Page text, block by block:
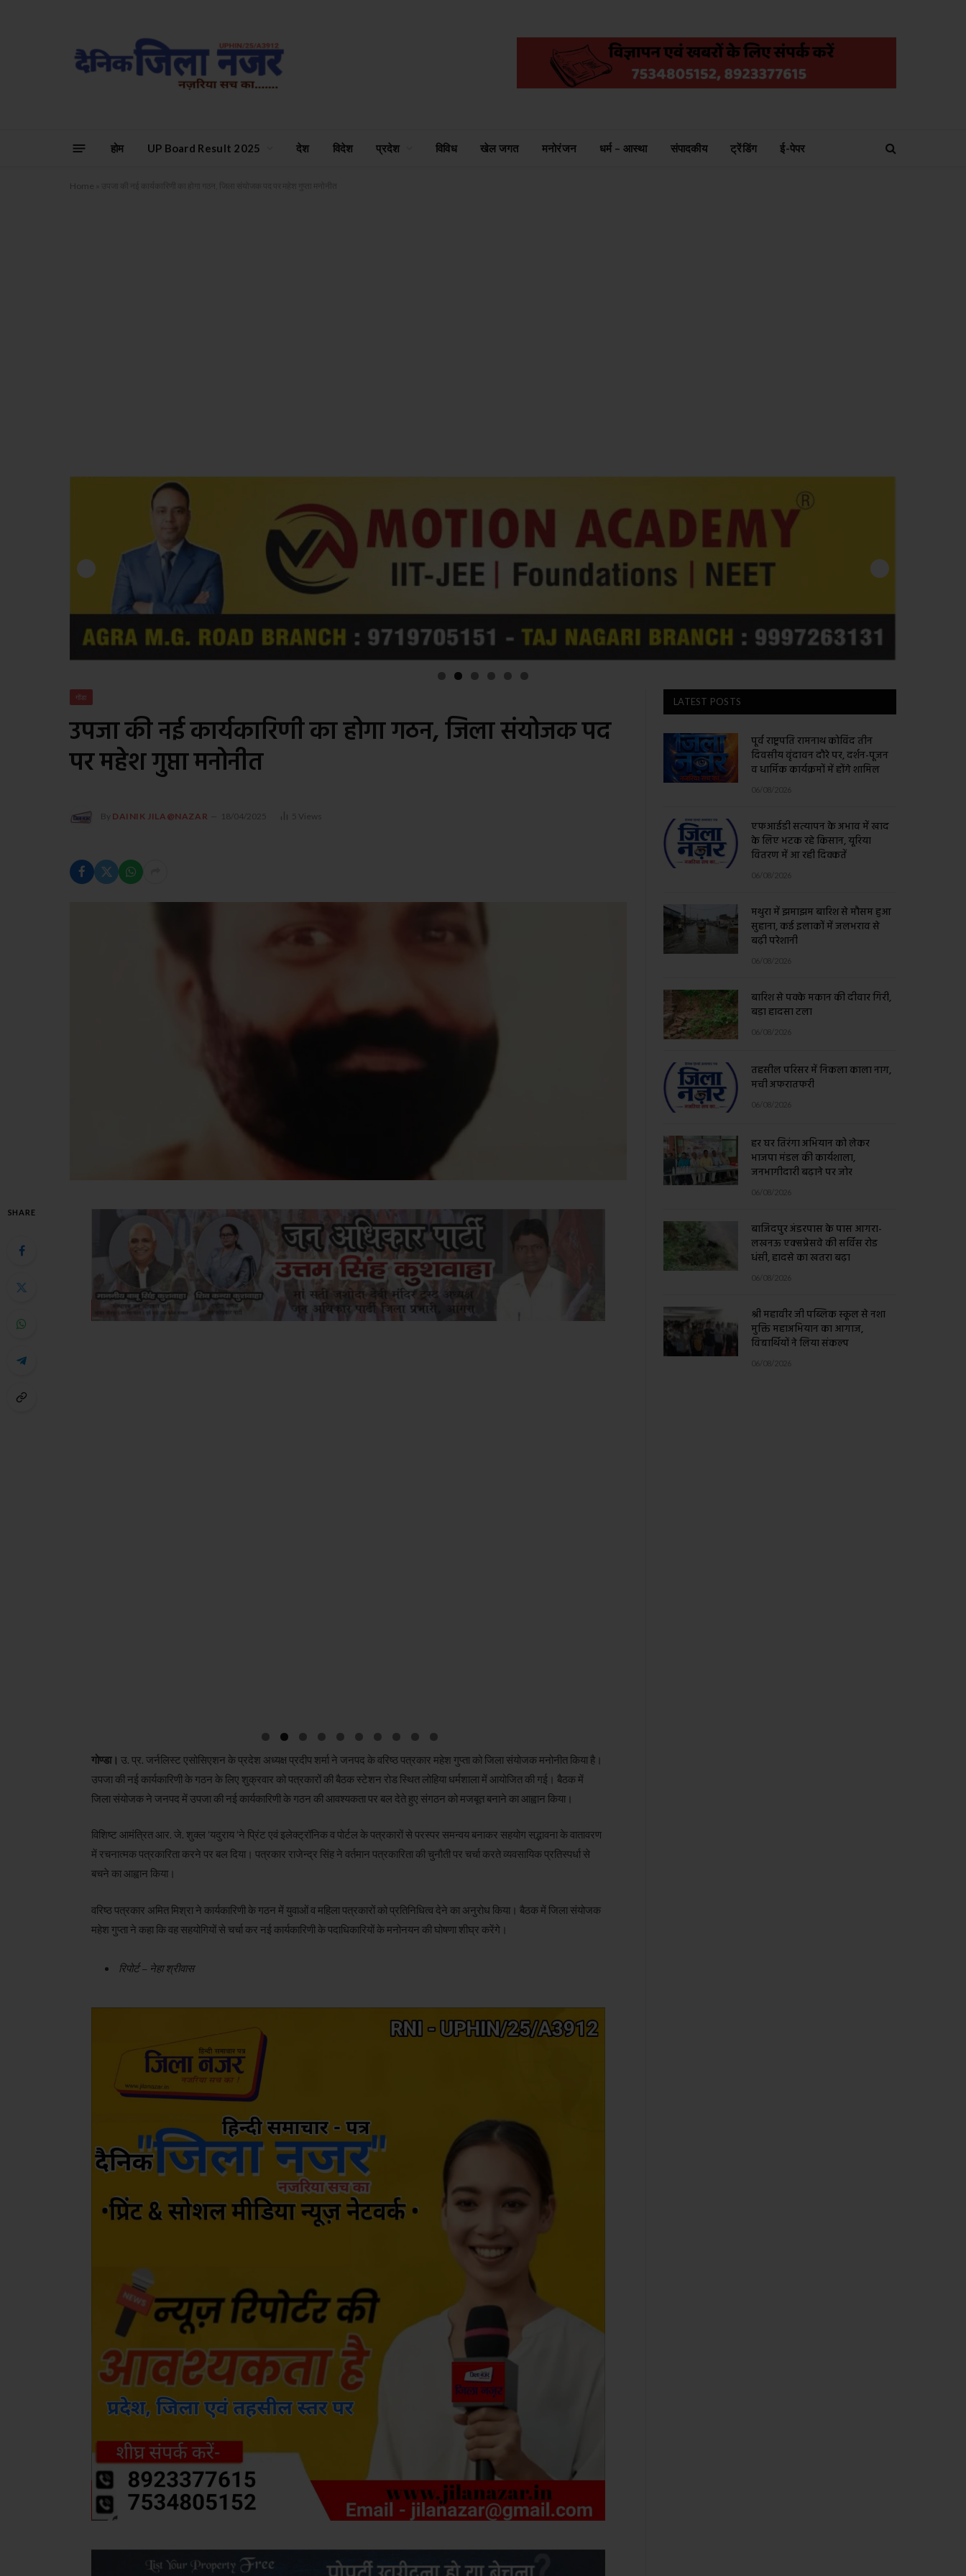
होम UP Board Result 2025 देश विदेश प्रदेश विविध खेल जगत मनोरंजन धर्म – आस्था संपादकीय ट्रेंडिंग ई-पेपर
Home
गोंडा
उपजा की नई कार्यकारिणी का होगा गठन, जिला संयोजक पद
पर महेश गुप्ता मनोनीत
By DAINIK JILA@NAZAR 18/04/2025 5 Views
SHARE
गोण्डा। उ. प्र. जर्नलिस्ट एसोसिएशन के प्रदेश अध्यक्ष प्रदीप शर्मा ने जनपद के वरिष्ठ पत्रकार महेश गुप्ता को जिला संयोजक मनोनीत किया है।
उपजा की नई कार्यकारिणी के गठन के लिए शुक्रवार को पत्रकारों की बैठक स्टेशन रोड स्थित लोहिया धर्मशाला में आयोजित की गई। बैठक में
जिला संयोजक ने जनपद में उपजा की नई कार्यकारिणी के गठन की आवश्यकता पर बल देते हुए संगठन को मजबूत बनाने का आह्वान किया।
विशिष्ट आमंत्रित आर. जे. शुक्ल ‘यदुराय ‘ने प्रिंट एवं इलेक्ट्रॉनिक व पोर्टल के पत्रकारों से परस्पर समन्वय बनाकर सहयोग सद्भावना के वातावरण
में रचनात्मक पत्रकारिता करने पर बल दिया। पत्रकार राजेन्द्र सिंह ने वर्तमान पत्रकारिता की चुनौती पर चर्चा करते व्यवसायिक प्रतिस्पर्धा से
बचने का आह्वान किया।
वरिष्ठ पत्रकार अमित मिश्रा ने कार्यकारिणी के गठन में युवाओं व महिला पत्रकारों को प्रतिनिधित्व देने का अनुरोध किया। बैठक में जिला संयोजक
महेश गुप्ता ने कहा कि वह सहयोगियों से चर्चा कर नई कार्यकारिणी के पदाधिकारियों के मनोनयन की घोषणा शीघ्र करेंगे।
रिपोर्ट – नेहा श्रीवास
LATEST POSTS
पूर्व राष्ट्रपति रामनाथ कोविंद तीन
दिवसीय वृंदावन दौरे पर, दर्शन-पूजन
व धार्मिक कार्यक्रमों में होंगे शामिल
06/08/2026
एफआईडी सत्यापन के अभाव में खाद
के लिए भटक रहे किसान, यूरिया
वितरण में आ रही दिक्कतें
06/08/2026
मथुरा में झमाझम बारिश से मौसम हुआ
सुहाना, कई इलाकों में जलभराव से
बढ़ी परेशानी
06/08/2026
बारिश से पक्के मकान की दीवार गिरी,
बड़ा हादसा टला
06/08/2026
तहसील परिसर में निकला काला नाग,
मची अफरातफरी
06/08/2026
हर घर तिरंगा अभियान को लेकर
भाजपा मंडल की कार्यशाला,
जनभागीदारी बढ़ाने पर जोर
06/08/2026
बाजिदपुर अंडरपास के पास आगरा-
लखनऊ एक्सप्रेसवे की सर्विस रोड
धंसी, हादसे का खतरा बढ़ा
06/08/2026
श्री महावीर जी पब्लिक स्कूल से नशा
मुक्ति महाअभियान का आगाज,
विद्यार्थियों ने लिया संकल्प
06/08/2026